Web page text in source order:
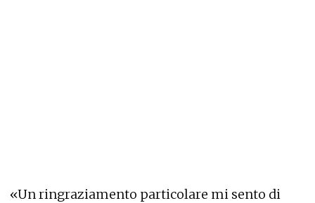
«Un ringraziamento particolare mi sento di